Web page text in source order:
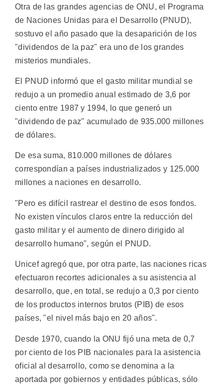
Otra de las grandes agencias de ONU, el Programa
de Naciones Unidas para el Desarrollo (PNUD),
sostuvo el año pasado que la desaparición de los
"dividendos de la paz" era uno de los grandes
misterios mundiales.
El PNUD informó que el gasto militar mundial se
redujo a un promedio anual estimado de 3,6 por
ciento entre 1987 y 1994, lo que generó un
"dividendo de paz" acumulado de 935.000 millones
de dólares.
De esa suma, 810.000 millones de dólares
correspondían a países industrializados y 125.000
millones a naciones en desarrollo.
"Pero es difícil rastrear el destino de esos fondos.
No existen vínculos claros entre la reducción del
gasto militar y el aumento de dinero dirigido al
desarrollo humano", según el PNUD.
Unicef agregó que, por otra parte, las naciones ricas
efectuaron recortes adicionales a su asistencia al
desarrollo, que, en total, se redujo a 0,3 por ciento
de los productos internos brutos (PIB) de esos
países, "el nivel más bajo en 20 años".
Desde 1970, cuando la ONU fijó una meta de 0,7
por ciento de los PIB nacionales para la asistencia
oficial al desarrollo, como se denomina a la
aportada por gobiernos y entidades públicas, sólo